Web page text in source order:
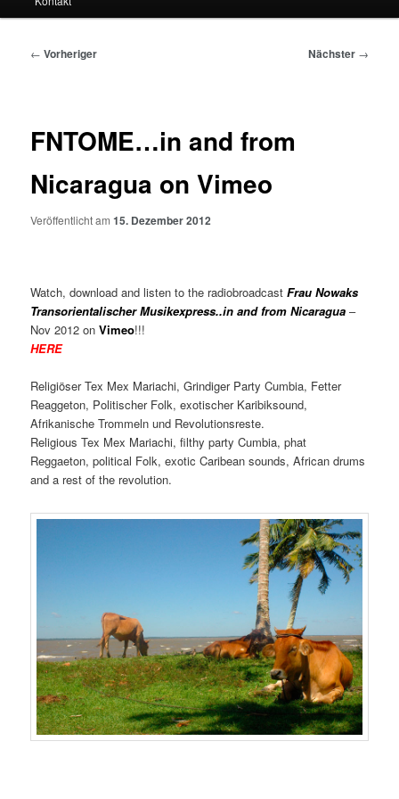
Beitragsnavigation
← Vorheriger Nächster →
FNTOME…in and from
Nicaragua on Vimeo
Veröffentlicht am15. Dezember 2012
Watch, download and listen to the radiobroadcastFrau Nowaks
Transorientalischer Musikexpress..in and from Nicaragua –
Nov 2012 onVimeo!!!
HERE
Religiöser Tex Mex Mariachi, Grindiger Party Cumbia, Fetter
Reaggeton, Politischer Folk, exotischer Karibiksound,
Afrikanische Trommeln und Revolutionsreste.
Religious Tex Mex Mariachi, filthy party Cumbia, phat
Reggaeton, political Folk, exotic Caribean sounds, African drums
and a rest of the revolution.